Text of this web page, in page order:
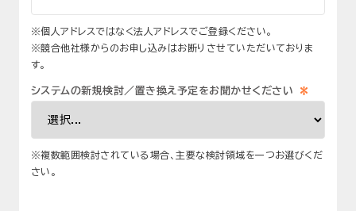
※個人アドレスではなく法人アドレスでご登録ください。
※競合他社様からのお申し込みはお断りさせていただいておりま
す。
*
システムの新規検討／置き換え予定をお聞かせください
※複数範囲検討されている場合、主要な検討領域を一つお選びくだ
さい。